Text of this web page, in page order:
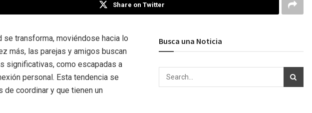
Share on Twitter
se transforma, moviéndose hacia lo
más, las parejas y amigos buscan
significativas, como escapadas a
personal. Esta tendencia se
coordinar y que tienen un
Busca una Noticia